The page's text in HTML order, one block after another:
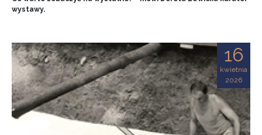
wystawy.
16
kwietnia
2026